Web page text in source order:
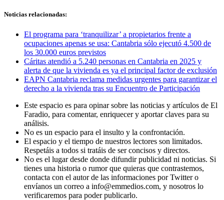
Noticias relacionadas:
El programa para ‘tranquilizar’ a propietarios frente a
ocupaciones apenas se usa: Cantabria sólo ejecutó 4.500 de
los 30.000 euros previstos
Cáritas atendió a 5.240 personas en Cantabria en 2025 y
alerta de que la vivienda es ya el principal factor de exclusión
EAPN Cantabria reclama medidas urgentes para garantizar el
derecho a la vivienda tras su Encuentro de Participación
Este espacio es para opinar sobre las noticias y artículos de El
Faradio, para comentar, enriquecer y aportar claves para su
análisis.
No es un espacio para el insulto y la confrontación.
El espacio y el tiempo de nuestros lectores son limitados.
Respetáis a todos si tratáis de ser concisos y directos.
No es el lugar desde donde difundir publicidad ni noticias. Si
tienes una historia o rumor que quieras que contrastemos,
contacta con el autor de las informaciones por Twitter o
envíanos un correo a info@emmedios.com, y nosotros lo
verificaremos para poder publicarlo.